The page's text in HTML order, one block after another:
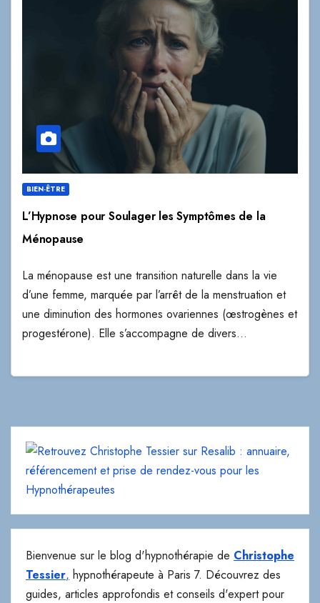
BIEN-ÊTRE
L’Hypnose pour Soulager les Symptômes de la
Ménopause
La ménopause est une transition naturelle dans la vie
d’une femme, marquée par l’arrêt de la menstruation et
une diminution des hormones ovariennes (œstrogènes et
progestérone). Elle s’accompagne de divers…
Bienvenue sur le blog d'hypnothérapie de Christophe
Tessier, hypnothérapeute à Paris 7. Découvrez des
guides, articles approfondis et conseils d'expert pour